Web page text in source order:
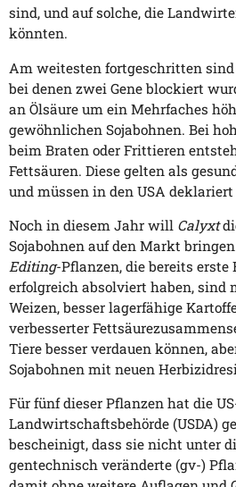
sind, und auf solche, die
könnten.
Am weitesten fortgeschritten sind
bei denen zwei Gene blockiert
an Ölsäure um ein Mehrfaches
gewöhnlichen Sojabohnen. Bei
beim Braten oder Frittieren
Fettsäuren. Diese gelten als
und müssen in den USA
Noch in diesem Jahr will Calyxt
Sojabohnen auf den Markt
Editing-Pflanzen, die bereits
erfolgreich absolviert haben, sind
Weizen, besser lagerfähige
verbesserter
Tiere besser verdauen können,
Sojabohnen mit neuen
Für fünf dieser Pflanzen hat die
Landwirtschaftsbehörde (USDA)
bescheinigt, dass sie nicht unter
gentechnisch veränderte (gv-)